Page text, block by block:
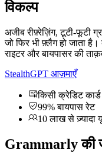
विकल्प
अजीब रीफ़्रेज़िंग, टूटी-फूटी
जो फिर भी फ़्लैग हो जाता
राइटर और बायपासर की
StealthGPT आज़माएँ
किसी क्रेडिट
99% बायपास रेट
10 लाख से ज़्यादा
Grammarly की